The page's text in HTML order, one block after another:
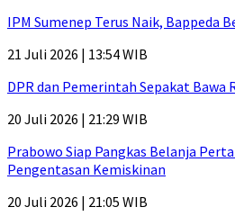
IPM Sumenep Terus Naik, Bappeda
21 Juli 2026 | 13:54 WIB
DPR dan Pemerintah Sepakat Bawa
20 Juli 2026 | 21:29 WIB
Prabowo Siap Pangkas Belanja
Pengentasan Kemiskinan
20 Juli 2026 | 21:05 WIB